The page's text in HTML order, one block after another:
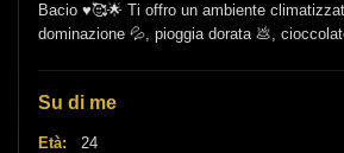
Bacio ♥️🥰🌟 Ti offro un ambiente
dominazione 💦, pioggia dorata 💩,
Su di me
Età: 24